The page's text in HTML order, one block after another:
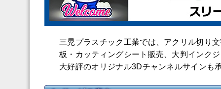
三晃プラスチック工業では、アクリル切り
板・カッティングシート販売、大判インク
大好評のオリジナル3Dチャンネルサインも